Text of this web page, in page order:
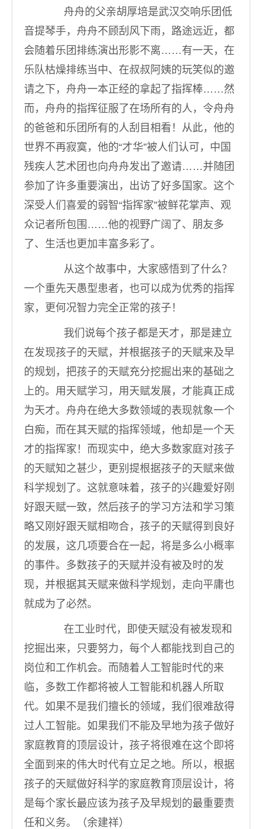
舟舟的父亲胡厚培是武汉交响乐团低
音提琴手，舟舟不顾刮风下雨，路途远近，都
会随着乐团排练演出形影不离……有一天，在
乐队枯燥排练当中、在叔叔阿姨的玩笑似的邀
请之下，舟舟一本正经的拿起了指挥棒……然
而，舟舟的指挥征服了在场所有的人，令舟舟
的爸爸和乐团所有的人刮目相看！从此，他的
世界不再寂寞，他的“才华”被人们认可，中国
残疾人艺术团也向舟舟发出了邀请……并随团
参加了许多重要演出，出访了好多国家。这个
深受人们喜爱的弱智“指挥家”被鲜花掌声、观
众记者所包围……他的视野广阔了、朋友多
了、生活也更加丰富多彩了。
从这个故事中，大家感悟到了什么？
一个重先天愚型患者，也可以成为优秀的指挥
家，更何况智力完全正常的孩子！
我们说每个孩子都是天才，那是建立
在发现孩子的天赋，并根据孩子的天赋来及早
的规划，把孩子的天赋充分挖掘出来的基础之
上的。用天赋学习，用天赋发展，才能真正成
为天才。舟舟在绝大多数领域的表现就象一个
白痴，而在其天赋的指挥领域，他却是一个天
才的指挥家！而现实中，绝大多数家庭对孩子
的天赋知之甚少，更别提根据孩子的天赋来做
科学规划了。这就意味着，孩子的兴趣爱好刚
好跟天赋一致，然后孩子的学习方法和学习策
略又刚好跟天赋相吻合，孩子的天赋得到良好
的发展，这几项要合在一起，将是多么小概率
的事件。多数孩子的天赋并没有被及时的发
现，并根据其天赋来做科学规划，走向平庸也
就成为了必然。
在工业时代，即使天赋没有被发现和
挖掘出来，只要努力，每个人都能找到自己的
岗位和工作机会。而随着人工智能时代的来
临，多数工作都将被人工智能和机器人所取
代。如果不是我们擅长的领域，我们很难敌得
过人工智能。如果我们不能及早地为孩子做好
家庭教育的顶层设计，孩子将很难在这个即将
全面到来的伟大时代有立足之地。所以，根据
孩子的天赋做好科学的家庭教育顶层设计，将
是每个家长最应该为孩子及早规划的最重要责
任和义务。（余建祥）